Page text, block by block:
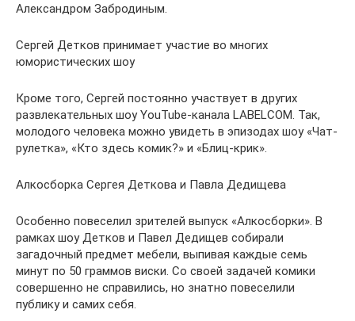
Александром Забродиным.
Сергей Детков принимает участие во многих
юмористических шоу
Кроме того, Сергей постоянно участвует в других
развлекательных шоу YouTube-канала LABELCOM. Так,
молодого человека можно увидеть в эпизодах шоу «Чат-
рулетка», «Кто здесь комик?» и «Блиц-крик».
Алкосборка Сергея Деткова и Павла Дедищева
Особенно повеселил зрителей выпуск «Алкосборки». В
рамках шоу Детков и Павел Дедищев собирали
загадочный предмет мебели, выпивая каждые семь
минут по 50 граммов виски. Со своей задачей комики
совершенно не справились, но знатно повеселили
публику и самих себя.